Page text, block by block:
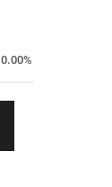
0.00%